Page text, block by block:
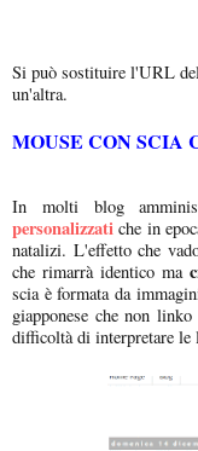
Si può sostituire l'URL
un'altra.
MOUSE CON
In molti blog
personalizzati che in
natalizi. L'effetto che
che rimarrà identico ma
scia è formata da
giapponese che non
difficoltà di interpretare le